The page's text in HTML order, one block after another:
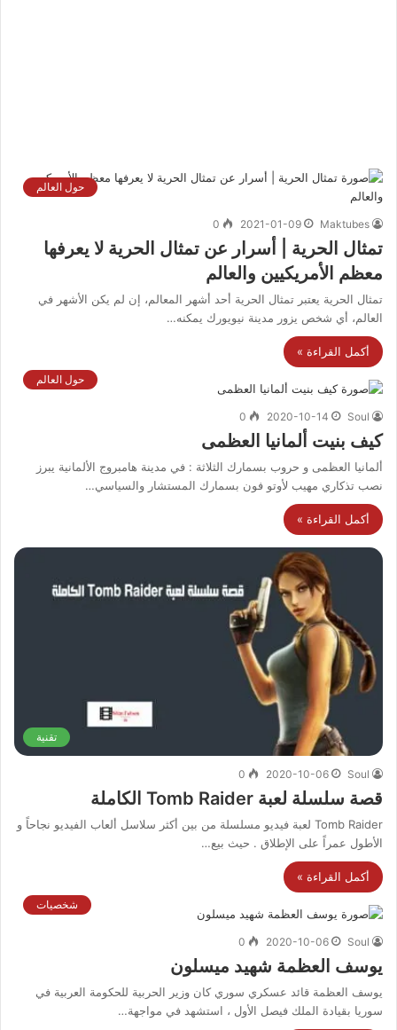
حول العالم
Maktubes
2021-01-09
0
تمثال الحرية | أسرار عن تمثال الحرية لا يعرفها
معظم الأمريكيين والعالم
تمثال الحرية يعتبر تمثال الحرية أحد أشهر المعالم، إن لم يكن الأشهر في
العالم، أي شخص يزور مدينة نيويورك يمكنه…
أكمل القراءة »
حول العالم
Soul
2020-10-14
0
كيف بنيت ألمانيا العظمى
ألمانيا العظمى و حروب بسمارك الثلاثة : في مدينة هامبروج الألمانية يبرز
نصب تذكاري مهيب لأوتو فون بسمارك المستشار والسياسي…
أكمل القراءة »
تقنية
Soul
2020-10-06
0
قصة سلسلة لعبة Tomb Raider الكاملة
Tomb Raider لعبة فيديو مسلسلة من بين أكثر سلاسل ألعاب الفيديو نجاحاً و
الأطول عمراً على الإطلاق . حيث بيع…
أكمل القراءة »
شخصيات
Soul
2020-10-06
0
يوسف العظمة شهيد ميسلون
يوسف العظمة قائد عسكري سوري كان وزير الحربية للحكومة العربية في
سوريا بقيادة الملك فيصل الأول ، استشهد في مواجهة…